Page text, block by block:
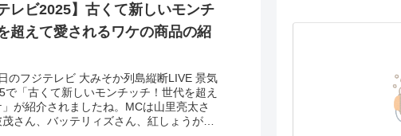
レビ2025】古くて新しいモンチ
超えて愛されるワケの商品の紹
のフジテレビ 大みそか列島縦断LIVE 景気
で「古くて新しいモンチッチ！世代を超え
が紹介されましたね。MCは山里亮太さ
さん、バッテリィズさん、紅しょうがさ